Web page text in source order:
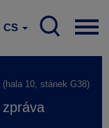
CS
10, stánek G38)